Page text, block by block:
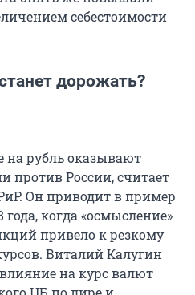
себестоимости
дорожать?
на рубль оказывают
против России, считает
Он приводит в пример
когда «осмысление»
привело к резкому
Виталий Калугин
влияние на курс валют